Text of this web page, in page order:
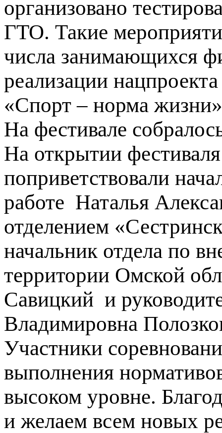
организовано
ГТО. Такие
числа занимающихся
реализации
«Спорт – норма
На фестивале
На открытии
поприветствовали
работе Наталья
отделением
начальник отдела по
территории Омской
Савицкий и
Владимировна
Участники
выполнения
высоком уровне.
и желаем всем новых